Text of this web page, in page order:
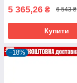
5 365,26 ₴ 6 543 ₴
Купити
–18%